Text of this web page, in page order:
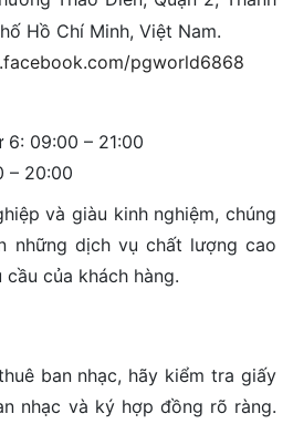
Hồ Chí Minh, Việt Nam.
pgworld6868
6: 09:00 – 21:00
– 20:00
và giàu kinh nghiệm, chúng
những dịch vụ chất lượng cao
của khách hàng.
ban nhạc, hãy kiểm tra giấy
nhạc và ký hợp đồng rõ ràng.